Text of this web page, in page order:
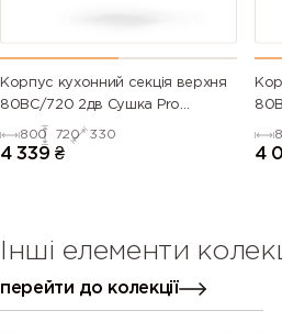
Корпус кухонний секцiя верхня
80ВС/720 2дв Сушка Pro
Blum+Rejs(Дуб Крафт (Серія М))
800 720 330
4 339 ₴ 4
Інші елементи
перейти до колекції